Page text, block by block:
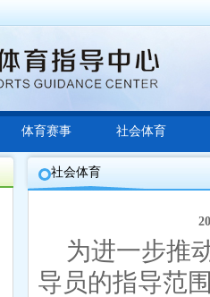
体育赛事 社会体育
社会体育
为进一步推
导员的指导范